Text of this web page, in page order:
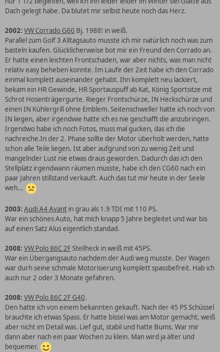
Dach gelegt habe. Da blutet mir selbst heute noch das Herz.
2002: VW Corrado G60 Bj. 1988! in weiß.
Parallel zum Golf 3 Alltagsauto musste ich mir natürlich noch was zum
basteln kaufen. Glücklicherweise bot mir ein Freund den Corrado an.
Er hatte einen leichten Frontschaden, war aber nichts, was man nicht
relativ easy beheben konnte. Im Laufe der Zeit habe ich den Corrado
einmal komplettauseinandergehabt. Ihn komplett neu lackiert,
bekamein HR Gewinde, HR Sportauspuff ab Kat, König Sportsitze mit
Schrot Hosenträgergurte. Rieger Frontschürze, IN Heckschürze und
einen IN Kühlergrill ohne Emblem. Seitenschweller hatte ich noch von
IN liegen, aber irgendwie hatte ich es nie geschafft die anzubringen.
Irgendwo habe ich noch Fotos, muss mal gucken, das ich die
nachreiche.In der 2. Phase sollte der Motor überholt werden, hatte
schon alle Teile liegen. Ist aber aufgrund von zu wenig Zeit und
mangelnder Lust nie etwas draus geworden. Dadurch das ich den
Stellplatz irgendwann räumen musste, habe ich den CG60 nach ein
paar Jahren stillstand verkauft. Auch das tut mir heute in der Seele
weh...
2003: Audi A4 Avant in grau als 1.9 TDI mit 110 PS.
War ein schönes Auto, hat mich knapp 5 Jahre begleitet und war bis
auf einen Satz Alus eigentlich standad.
2008: VW Polo 86C 2F Steilheck in weiß mit 45PS.
War ein Übergangsauto nachdem der Audi weg musste. Der Wagen
war durh seine schmale Motorisierung komplett spassbefreit. Hab ich
auch nur 2 oder 3 Monate gefahren.
2008: VW Polo 86C 2F G40.
Den hatte ich von einem bekannten gekauft. Nach der 45 PS Schüssel
brauchte ich etwas Spass. Er hatte bissel was am Motor gemacht, weiß
aber nicht im Detail was. Lief gut, stabil und hatte Bums. War mir
dann aber nach ein paar Wochen zu klein. Man wird ja älter und
bequemer.